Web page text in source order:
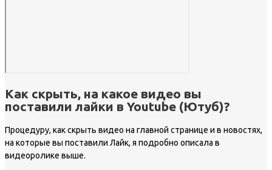
Как скрыть, на какое видео вы
поставили лайки в Youtube (Ютуб)?
Процедуру, как скрыть видео на главной странице и в новостях,
на которые вы поставили Лайк, я подробно описала в
видеоролике выше.